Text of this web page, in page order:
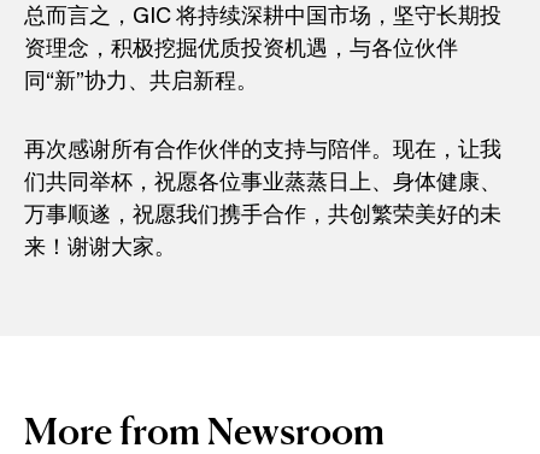
总而言之，GIC 将持续深耕中国市场，坚守长期投
资理念，积极挖掘优质投资机遇，与各位伙伴
同“新”协力、共启新程。
再次感谢所有合作伙伴的支持与陪伴。现在，让我
们共同举杯，祝愿各位事业蒸蒸日上、身体健康、
万事顺遂，祝愿我们携手合作，共创繁荣美好的未
来！谢谢大家。
More from Newsroom